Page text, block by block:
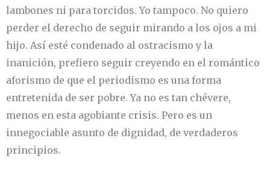
lambones ni para torcidos. Yo tampoco. No quiero
perder el derecho de seguir mirando a los ojos a mi
hijo. Así esté condenado al ostracismo y la
inanición, prefiero seguir creyendo en el romántico
aforismo de que el periodismo es una forma
entretenida de ser pobre. Ya no es tan chévere,
menos en esta agobiante crisis. Pero es un
innegociable asunto de dignidad, de verdaderos
principios.